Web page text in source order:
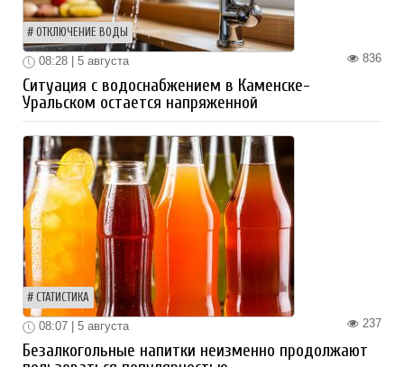
ОТКЛЮЧЕНИЕ ВОДЫ
836
08:28 | 5 августа
Ситуация с водоснабжением в Каменске-
Уральском остается напряженной
СТАТИСТИКА
237
08:07 | 5 августа
Безалкогольные напитки неизменно продолжают